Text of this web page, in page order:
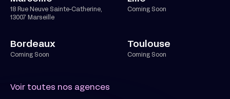
18 Rue Neuve Sainte-Catherine,
13007 Marseille
Coming Soon
Bordeaux
Coming Soon
Toulouse
Coming Soon
Voir toutes nos agences